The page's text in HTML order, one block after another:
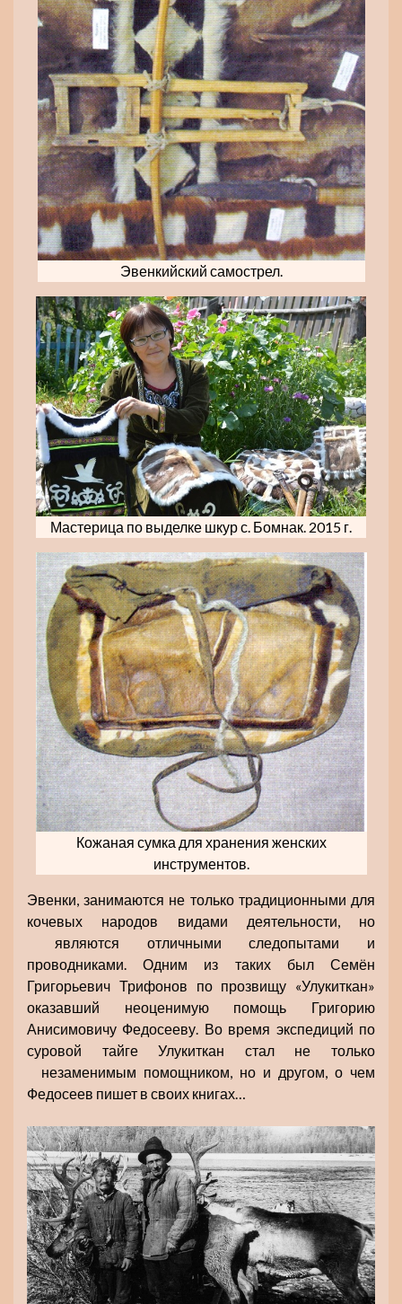
Эвенкийский самострел.
Мастерица по выделке шкур с. Бомнак. 2015 г.
Кожаная сумка для хранения женских
инструментов.
Эвенки, занимаются не только традиционными для
кочевых народов видами деятельности, но
являются отличными следопытами и
проводниками. Одним из таких был Семён
Григорьевич Трифонов по прозвищу «Улукиткан»
оказавший неоценимую помощь Григорию
Анисимовичу Федосееву. Во время экспедиций по
суровой тайге Улукиткан стал не только
незаменимым помощником, но и другом, о чем
Федосеев пишет в своих книгах…